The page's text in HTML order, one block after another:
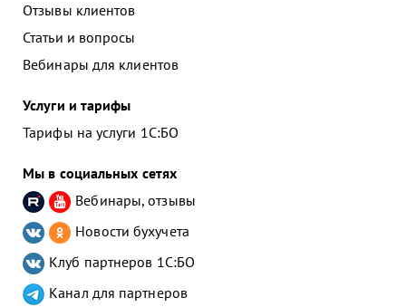
Отзывы клиентов
Статьи и вопросы
Вебинары для клиентов
Услуги и тарифы
Тарифы на услуги 1С:БО
Мы в социальных сетях
Вебинары, отзывы
Новости бухучета
Клуб партнеров 1С:БО
Канал для партнеров